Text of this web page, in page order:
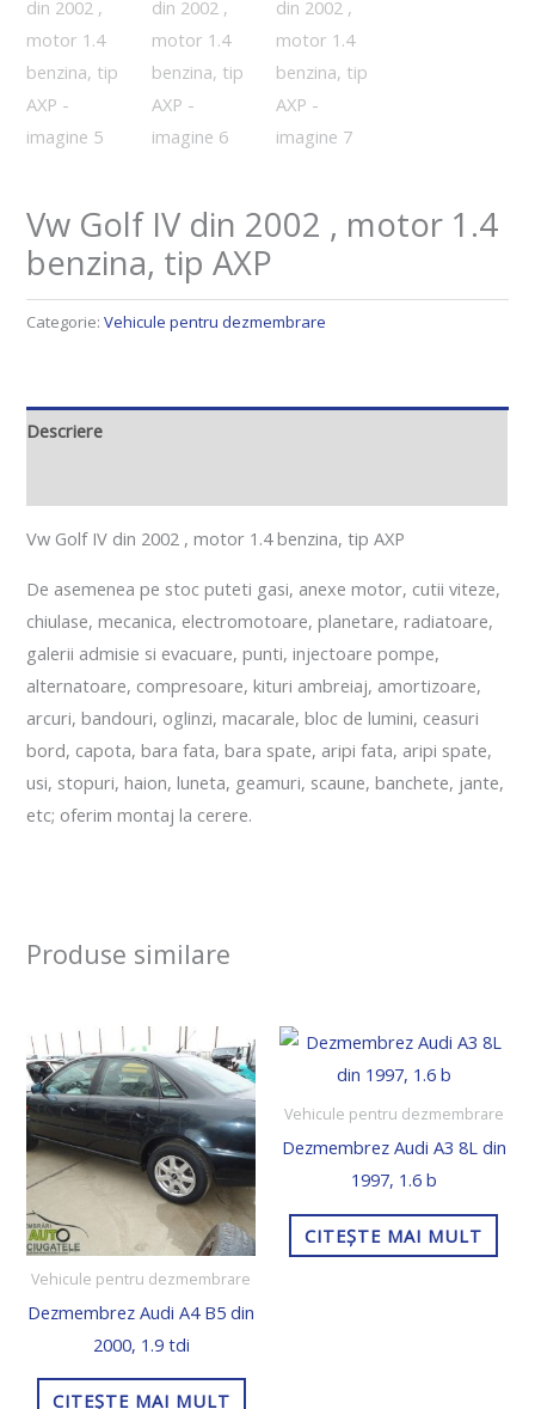
Vw Golf IV din 2002 , motor 1.4
benzina, tip AXP
Categorie:Vehicule pentru dezmembrare
Descriere
Vw Golf IV din 2002 , motor 1.4 benzina, tip AXP
De asemenea pe stoc puteti gasi, anexe motor, cutii viteze,
chiulase, mecanica, electromotoare, planetare, radiatoare,
galerii admisie si evacuare, punti, injectoare pompe,
alternatoare, compresoare, kituri ambreiaj, amortizoare,
arcuri, bandouri, oglinzi, macarale, bloc de lumini, ceasuri
bord, capota, bara fata, bara spate, aripi fata, aripi spate,
usi, stopuri, haion, luneta, geamuri, scaune, banchete, jante,
etc; oferim montaj la cerere.
Produse similare
Vehicule pentru dezmembrare
Dezmembrez Audi A4 B5 din
2000, 1.9 tdi
CITEȘTE MAI MULT
Vehicule pentru dezmembrare
Dezmembrez Audi A3 8L din
1997, 1.6 b
CITEȘTE MAI MULT